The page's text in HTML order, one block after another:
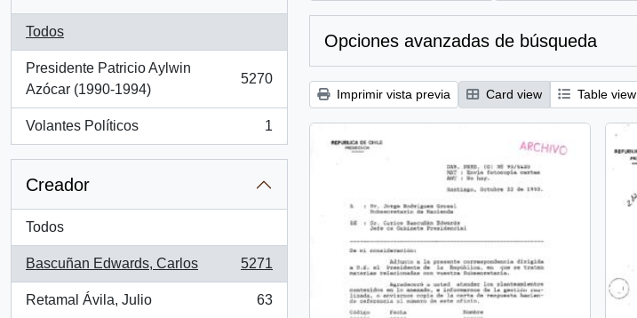
Todos
Presidente Patricio Aylwin
Azócar (1990-1994)
, 5270 resultados
5270
Volantes Políticos
, 1 resultados
1
Creador
Todos
Bascuñan Edwards, Carlos
, 5271 resultados
5271
Retamal Ávila, Julio
, 63 resultados
63
Opciones avanzadas de búsqueda
Imprimir vista previa Card view Table view